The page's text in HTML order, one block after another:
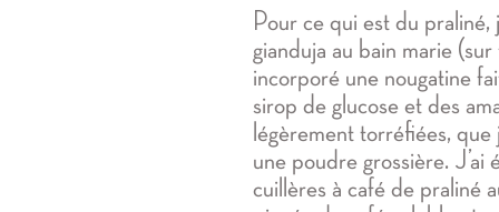
Pour ce qui est du praliné,
gianduja au bain marie
incorporé une nougatine
sirop de glucose et des
légèrement torréfiées, que
une poudre grossière. J’ai
cuillères à café de praliné